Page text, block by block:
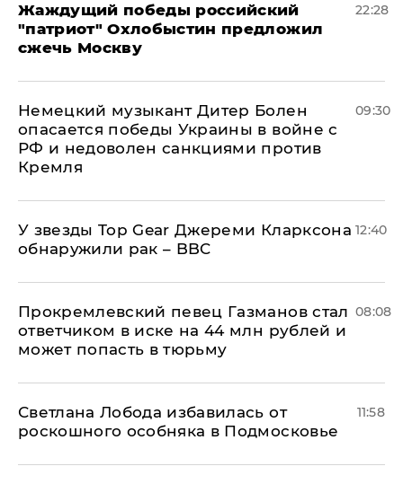
Жаждущий победы российский
"патриот" Охлобыстин предложил
сжечь Москву
22:28
Немецкий музыкант Дитер Болен
опасается победы Украины в войне с
РФ и недоволен санкциями против
Кремля
09:30
У звезды Top Gear Джереми Кларксона
обнаружили рак – BBC
12:40
Прокремлевский певец Газманов стал
ответчиком в иске на 44 млн рублей и
может попасть в тюрьму
08:08
Светлана Лобода избавилась от
роскошного особняка в Подмосковье
11:58